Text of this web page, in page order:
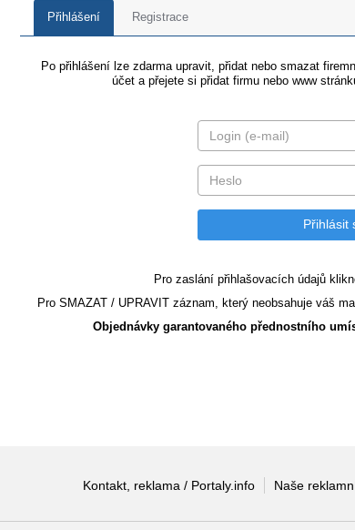
Přihlášení Registrace
Po přihlášení lze zdarma upravit, přidat nebo smazat
účet a přejete si přidat firmu nebo www
Pro zaslání přihlašovacích údajů
Pro SMAZAT / UPRAVIT záznam, který neobsahuje váš
Objednávky garantovaného přednostního
Kontakt, reklama / Portaly.info Naše